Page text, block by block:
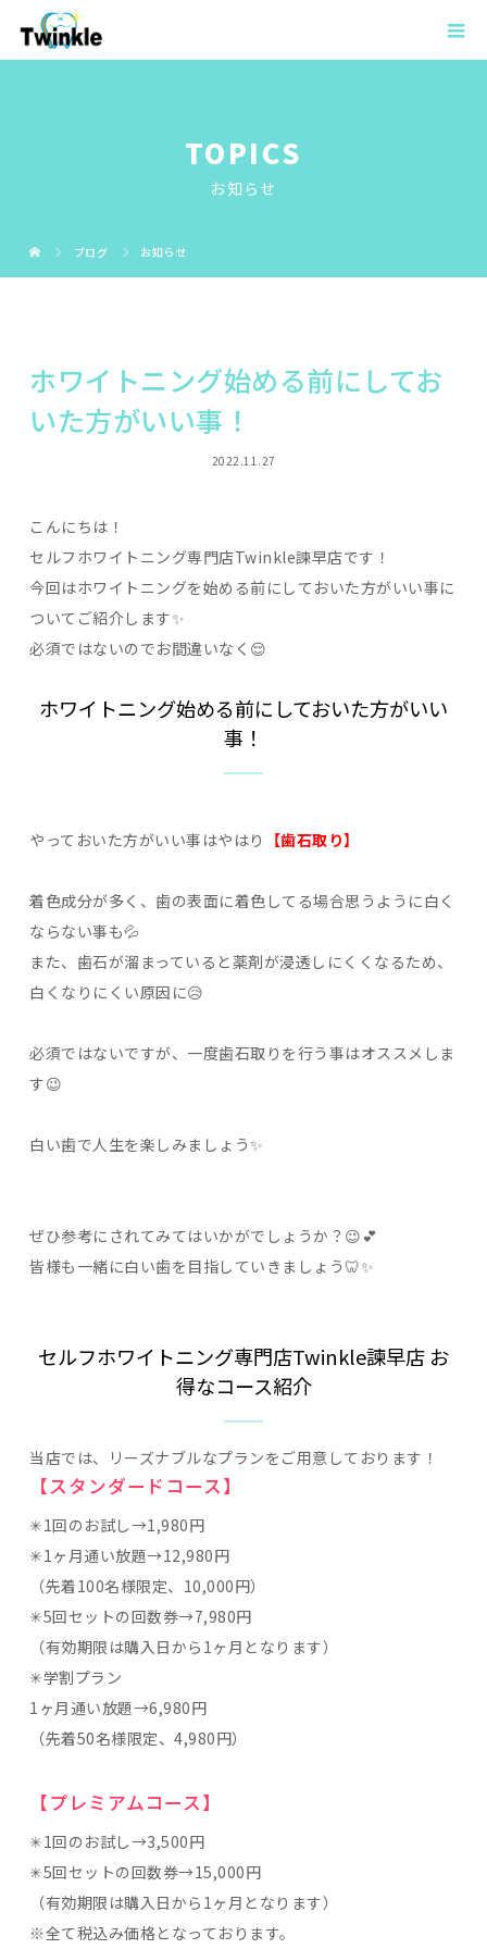
TOPICS
お知らせ
ブログ お知らせ
ホワイトニング始める前にしてお
いた方がいい事！
2022.11.27
こんにちは！
セルフホワイトニング専門店Twinkle諫早店です！
今回はホワイトニングを始める前にしておいた方がいい事に
ついてご紹介します✨
必須ではないのでお間違いなく😌
ホワイトニング始める前にしておいた方がいい
事！
やっておいた方がいい事はやはり 【歯石取り】
着色成分が多く、歯の表面に着色してる場合思うように白く
ならない事も💦
また、歯石が溜まっていると薬剤が浸透しにくくなるため、
白くなりにくい原因に😥
必須ではないですが、一度歯石取りを行う事はオススメしま
す😉
白い歯で人生を楽しみましょう✨
ぜひ参考にされてみてはいかがでしょうか？😉💕
皆様も一緒に白い歯を目指していきましょう🦷✨
セルフホワイトニング専門店Twinkle諫早店 お
得なコース紹介
当店では、リーズナブルなプランをご用意しております！
【スタンダードコース】
✳︎1回のお試し→1,980円
✳︎1ヶ月通い放題→12,980円
（先着100名様限定、10,000円）
✳︎5回セットの回数券→7,980円
（有効期限は購入日から1ヶ月となります）
✳︎学割プラン
1ヶ月通い放題→6,980円
（先着50名様限定、4,980円）
【プレミアムコース】
✳︎1回のお試し→3,500円
✳︎5回セットの回数券→15,000円
（有効期限は購入日から1ヶ月となります）
※全て税込み価格となっております。